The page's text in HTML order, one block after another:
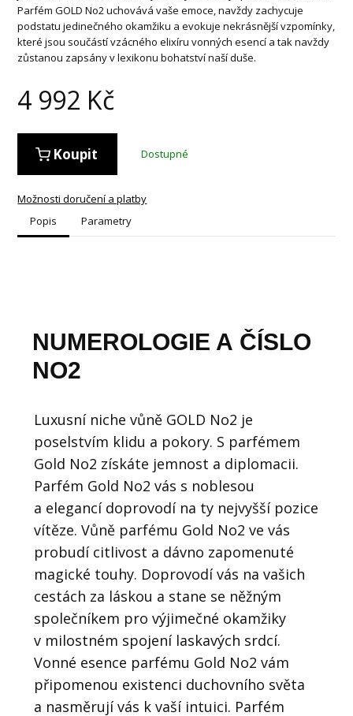
Parfém GOLD No2 uchovává vaše emoce, navždy zachycuje
podstatu jedinečného okamžiku a evokuje nekrásnější vzpomínky,
které jsou součástí vzácného elixíru vonných esencí a tak navždy
zůstanou zapsány v lexikonu bohatství naší duše.
4 992 Kč
Koupit Dostupné
Možnosti doručení a platby
Popis
Parametry
NUMEROLOGIE A ČÍSLO
NO2
Luxusní niche vůně GOLD No2 je
poselstvím klidu a pokory. S parfémem
Gold No2 získáte jemnost a diplomacii.
Parfém Gold No2 vás s noblesou
a elegancí doprovodí na ty nejvyšší pozice
vítěze. Vůně parfému Gold No2 ve vás
probudí citlivost a dávno zapomenuté
magické touhy. Doprovodí vás na vašich
cestách za láskou a stane se něžným
společníkem pro výjimečné okamžiky
v milostném spojení laskavých srdcí.
Vonné esence parfému Gold No2 vám
připomenou existenci duchovního světa
a nasměrují vás k vaší intuici. Parfém